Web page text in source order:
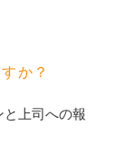
か？
上司への報